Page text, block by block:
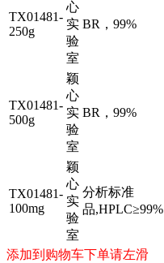
TX01481-
250g
心
实
验
室
BR，99%
TX01481-
500g
颖
心
实
验
室
BR，99%
TX01481-
100mg
颖
心
实
验
室
分析标准
品,HPLC≥99%
添加到购物车下单请左滑